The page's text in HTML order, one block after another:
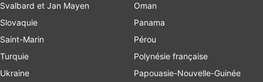
Svalbard et Jan Mayen
Slovaquie
Saint-Marin
Turquie
Ukraine
Oman
Panama
Pérou
Polynésie française
Papouasie-Nouvelle-Guinée